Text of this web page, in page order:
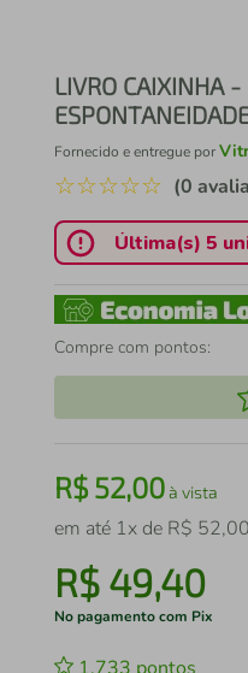
LIVRO CAIXINHA
Fornecido e entregue por
☆☆☆☆☆ (0
Última(s) 5
Compre com pontos:
R$52,00à vista
em até 1x de R$ 52,00
R$ 49,40
No pagamento com Pix